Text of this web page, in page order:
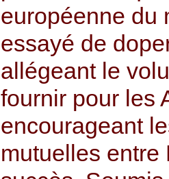
européenne du
essayé de
allégeant le
fournir pour les
encourageant
mutuelles entre